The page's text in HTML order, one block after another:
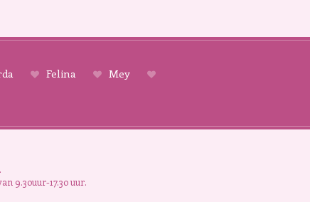
Felina
Mey
9.30uur-17.30 uur.